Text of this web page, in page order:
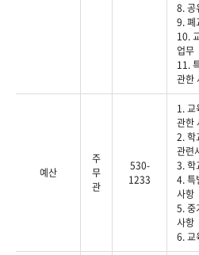
8. 공
9. 폐
10.
업무
11.
관한
예산
주
무
관
530-
1233
1. 교
관한
2. 학
관련
3. 학
4. 특
사항
5. 중
사항
6. 교